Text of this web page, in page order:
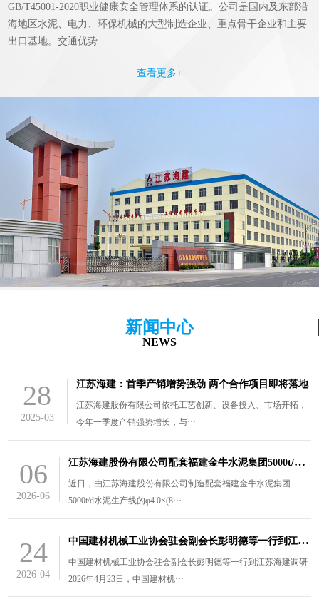
GB/T45001-2020职业健康安全管理体系的认证。公司是国内及东部沿
海地区水泥、电力、环保机械的大型制造企业、重点骨干企业和主要
出口基地。交通优势 ···
查看更多+
新闻中心
NEWS
28
2025-03
江苏海建：首季产销增势强劲 两个合作项目即将落地
江苏海建股份有限公司依托工艺创新、设备投入、市场开拓，
今年一季度产销强势增长，与···
06
2026-06
江
苏海建股份有限公司配套福建金牛水泥集团5000t/d水泥生产线的￠4.0×（8.5+3）m风扫煤磨装车发货
近日，由江苏海建股份有限公司制造配套福建金牛水泥集团
5000t/d水泥生产线的φ4.0×(8···
24
2026-04
中
国建材机械工业协会驻会副会长彭明德等一行到江苏海建调研
中国建材机械工业协会驻会副会长彭明德等一行到江苏海建调研
2026年4月23日，中国建材机···